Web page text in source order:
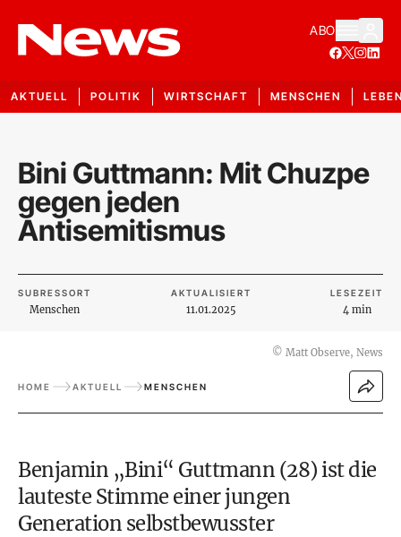
ABO
AKTUELL POLITIK WIRTSCHAFT MENSCHEN
Bini Guttmann: Mit Chuzpe
gegen jeden
Antisemitismus
SUBRESSORT
Menschen
AKTUALISIERT
11.01.2025
LESEZEIT
4 min
© Matt Observe, News
HOME AKTUELL MENSCHEN
Benjamin „Bini“ Guttmann (28) ist die
lauteste Stimme einer jungen
Generation selbstbewusster